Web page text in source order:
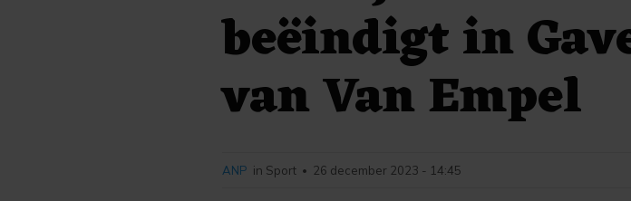
beëindigt in
van Van Empel
ANP in Sport • 26 december 2023 - 14:45